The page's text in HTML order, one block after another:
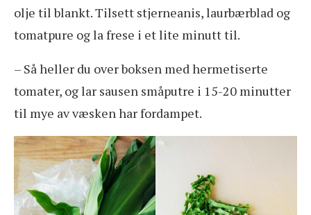
olje til blankt. Tilsett stjerneanis, laurbærblad og
tomatpure og la frese i et lite minutt til.
– Så heller du over boksen med hermetiserte
tomater, og lar sausen småputre i 15-20 minutter
til mye av væsken har fordampet.